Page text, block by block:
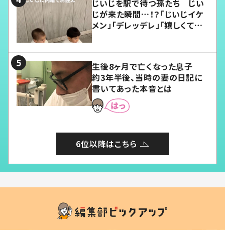
じいじを駅で待つ孫たち じい
じが来た瞬間…！？「じいじイケ
メン」「デレッデレ」「嬉しくて可
生後8ヶ月で亡くなった息子
約3年半後、当時の妻の日記に
書いてあった本音とは
6位以降はこちら